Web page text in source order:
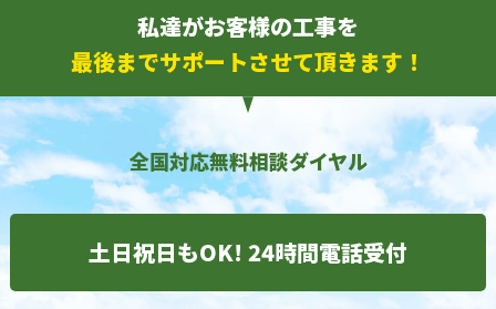
私達がお客様の工事を
最後までサポートさせて頂きます！
全国対応無料相談ダイヤル
土日祝日もOK! 24時間電話受付